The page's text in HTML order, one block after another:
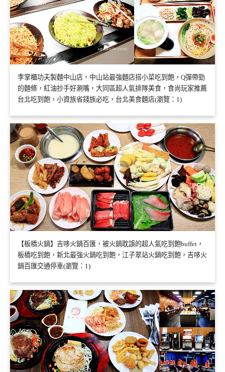
李掌櫃功夫製麵中山店，中山站最強麵店搭小菜吃到飽，Q彈帶勁
的麵條，紅油抄手好涮嘴，大同區超人氣排隊美食，食尚玩家推薦
台北吃到飽，小資族省錢族必吃，台北美食麵店(瀏覽：1)
【板橋火鍋】吉哆火鍋百匯，被火鍋耽誤的超人氣吃到飽buffet，
板橋吃到飽，新北最強火鍋吃到飽，江子翠站火鍋吃到飽，吉哆火
鍋百匯交通停車(瀏覽：1)